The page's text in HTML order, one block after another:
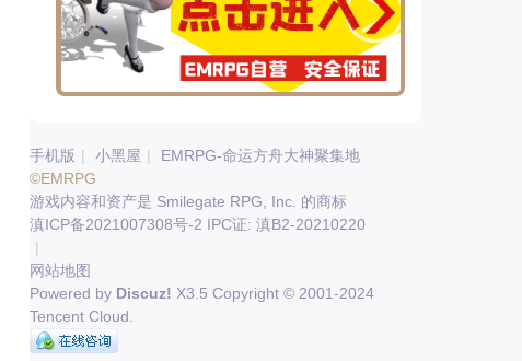
手机版 | 小黑屋 |
EMRPG-命运方舟大神聚集地
©EMRPG
游戏内容和资产是 Smilegate RPG, Inc. 的商标
滇ICP备2021007308号-2 IPC证: 滇B2-20210220
|
网站地图
Powered by Discuz! X3.5 Copyright © 2001-2024
Tencent Cloud.